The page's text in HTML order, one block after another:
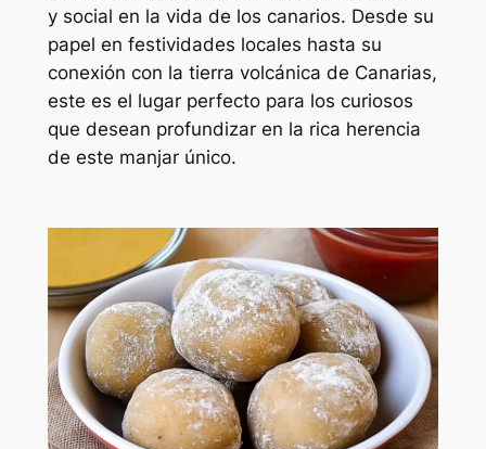
y social en la vida de los canarios. Desde su
papel en festividades locales hasta su
conexión con la tierra volcánica de Canarias,
este es el lugar perfecto para los curiosos
que desean profundizar en la rica herencia
de este manjar único.